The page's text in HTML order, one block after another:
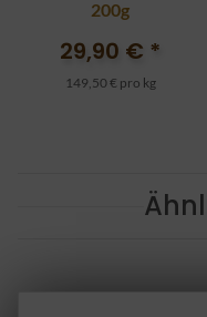
200g
29,90 € *
149,50 € pro kg